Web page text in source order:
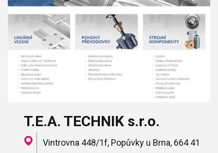
T.E.A. TECHNIK s.r.o.
Vintrovna 448/1f, Popůvky u Brna, 664 41